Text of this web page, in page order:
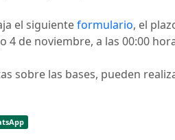
el siguienteformulario, el
4 de noviembre, a las 00:00
sobre las bases, pueden